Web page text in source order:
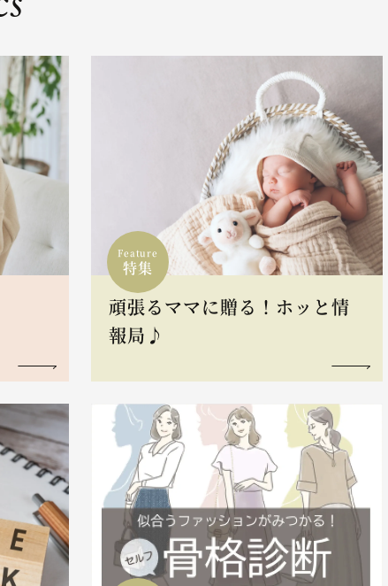
Feature
特集
頑張るママに贈る！ホッと情
報局♪